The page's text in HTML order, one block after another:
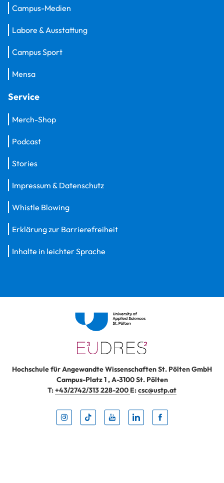
Campus-Medien
Labore & Ausstattung
Campus Sport
Mensa
Service
Merch-Shop
Podcast
Stories
Impressum & Datenschutz
Whistle Blowing
Erklärung zur Barrierefreiheit
Inhalte in leichter Sprache
Hochschule für Angewandte Wissenschaften St. Pölten GmbH
Campus-Platz 1,A-3100St. Pölten
T:+43/2742/313 228-200 E:csc@ustp.at